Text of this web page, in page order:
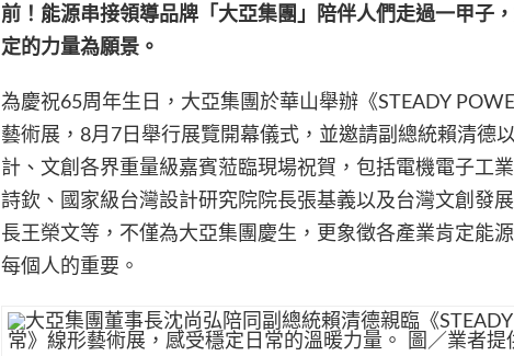
前！能源串接領導品牌「大亞集團」陪伴人們走過一甲子
定的力量為願景。
為慶祝65周年生日，大亞集團於華山舉辦《STEADY
藝術展，8月7日舉行展覽開幕儀式，並邀請副總統賴清德
計、文創各界重量級嘉賓蒞臨現場祝賀，包括電機電子工
詩欽、國家級台灣設計研究院院長張基義以及台灣文創發
長王榮文等，不僅為大亞集團慶生，更象徵各產業肯定能
每個人的重要。